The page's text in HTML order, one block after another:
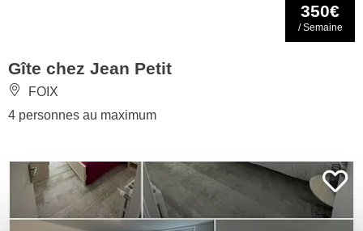
350€
/ Semaine
Gîte chez Jean Petit
FOIX
4 personnes au maximum